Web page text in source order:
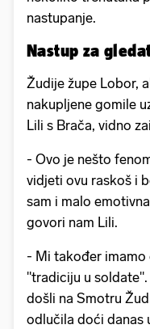
nastupanje.
Nastup za
Žudije župe Lobor,
nakupljene gomile
Lili s Brača, vidno
- Ovo je nešto
vidjeti ovu raskoš i
sam i malo
govori nam Lili.
- Mi također
"tradiciju u
došli na Smotru
odlučila doći danas